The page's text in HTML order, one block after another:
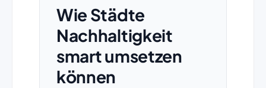
Wie Städte
Nachhaltigkeit
smart umsetzen
können